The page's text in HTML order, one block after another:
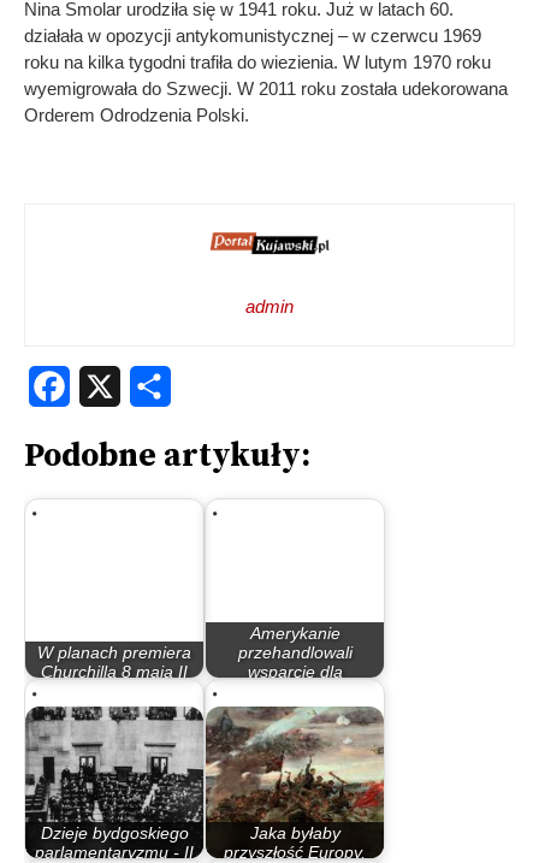
Nina Smolar urodziła się w 1941 roku. Już w latach 60.
działała w opozycji antykomunistycznej – w czerwcu 1969
roku na kilka tygodni trafiła do wiezienia. W lutym 1970 roku
wyemigrowała do Szwecji. W 2011 roku została udekorowana
Orderem Odrodzenia Polski.
admin
Facebook
Podobne artykuły:
W planach premiera
Churchilla 8 maja II
Amerykanie
przehandlowali
wsparcie dla
Dzieje bydgoskiego
parlamentaryzmu - II
Jaka byłaby
przyszłość Europy,